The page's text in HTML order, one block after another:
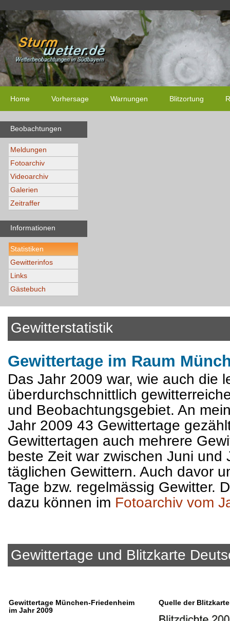
Home Vorhersage Warnungen Blitzortung
Beobachtungen
Meldungen
Fotoarchiv
Videoarchiv
Galerien
Zeitraffer
Informationen
Statistiken
Gewitterinfos
Links
Gästebuch
Gewitterstatistik
Gewittertage im Raum
Das Jahr 2009 war, wie auch die
überdurchschnittlich
und Beobachtungsgebiet. An
Jahr 2009 43 Gewittertage
Gewittertagen auch mehrere
beste Zeit war zwischen Juni und
täglichen Gewittern. Auch davor
Tage bzw. regelmässig Gewitter.
dazu können im Fotoarchiv vom
Gewittertage und Blitzkarte
Gewittertage München-Friedenheim
im Jahr 2009
Quelle der